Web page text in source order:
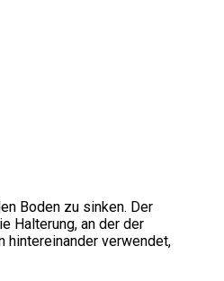
Boden zu sinken. Der
Halterung, an der der
hintereinander verwendet,